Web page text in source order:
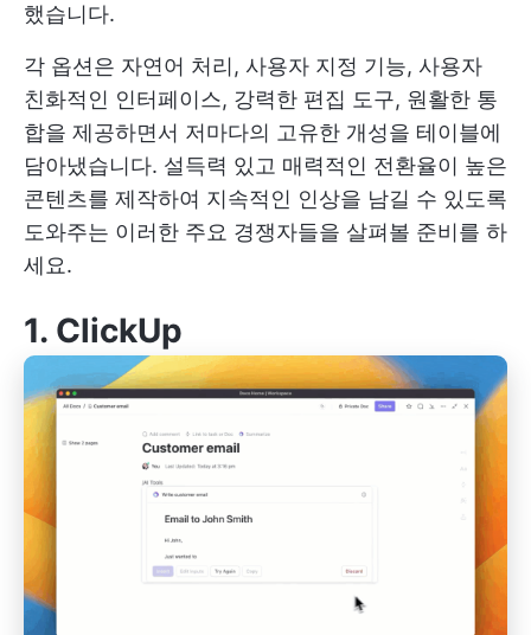
했습니다.
각 옵션은 자연어 처리, 사용자 지정 기능, 사용자
친화적인 인터페이스, 강력한 편집 도구, 원활한 통
합을 제공하면서 저마다의 고유한 개성을 테이블에
담아냈습니다. 설득력 있고 매력적인 전환율이 높은
콘텐츠를 제작하여 지속적인 인상을 남길 수 있도록
도와주는 이러한 주요 경쟁자들을 살펴볼 준비를 하
세요.
1. ClickUp